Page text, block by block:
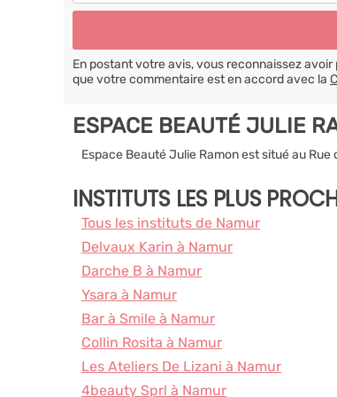
En postant votre avis, vous reconnaissez
que votre commentaire est en accord avec la
ESPACE BEAUTÉ JULIE
Espace Beauté Julie Ramon est situé au
INSTITUTS LES PLUS
Tous les instituts de Namur
Delvaux Karin à Namur
Darche B à Namur
Ysara à Namur
Bar à Smile à Namur
Collin Rosita à Namur
Les Ateliers De Lizani à Namur
4beauty Sprl à Namur